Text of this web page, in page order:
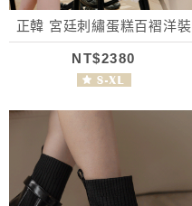
正韓 宮廷刺繡蛋糕百褶洋裝
NT$2380